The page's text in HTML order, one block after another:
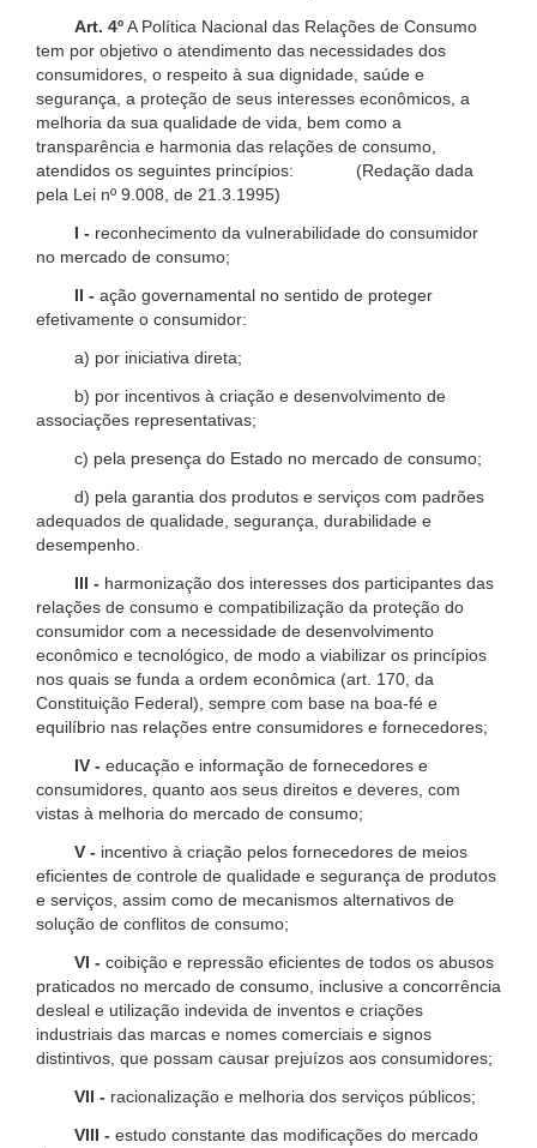
Art. 4ºA Política Nacional das Relações de Consumo
tem por objetivo o atendimento das necessidades dos
consumidores, o respeito à sua dignidade, saúde e
segurança, a proteção de seus interesses econômicos, a
melhoria da sua qualidade de vida, bem como a
transparência e harmonia das relações de consumo,
atendidos os seguintes princípios: (Redação dada
pela Lei nº 9.008, de 21.3.1995)
I - reconhecimento da vulnerabilidade do consumidor
no mercado de consumo;
II - ação governamental no sentido de proteger
efetivamente o consumidor:
a) por iniciativa direta;
b) por incentivos à criação e desenvolvimento de
associações representativas;
c) pela presença do Estado no mercado de consumo;
d) pela garantia dos produtos e serviços com padrões
adequados de qualidade, segurança, durabilidade e
desempenho.
III - harmonização dos interesses dos participantes das
relações de consumo e compatibilização da proteção do
consumidor com a necessidade de desenvolvimento
econômico e tecnológico, de modo a viabilizar os princípios
nos quais se funda a ordem econômica (art. 170, da
Constituição Federal), sempre com base na boa-fé e
equilíbrio nas relações entre consumidores e fornecedores;
IV - educação e informação de fornecedores e
consumidores, quanto aos seus direitos e deveres, com
vistas à melhoria do mercado de consumo;
V - incentivo à criação pelos fornecedores de meios
eficientes de controle de qualidade e segurança de produtos
e serviços, assim como de mecanismos alternativos de
solução de conflitos de consumo;
VI - coibição e repressão eficientes de todos os abusos
praticados no mercado de consumo, inclusive a concorrência
desleal e utilização indevida de inventos e criações
industriais das marcas e nomes comerciais e signos
distintivos, que possam causar prejuízos aos consumidores;
VII - racionalização e melhoria dos serviços públicos;
VIII - estudo constante das modificações do mercado